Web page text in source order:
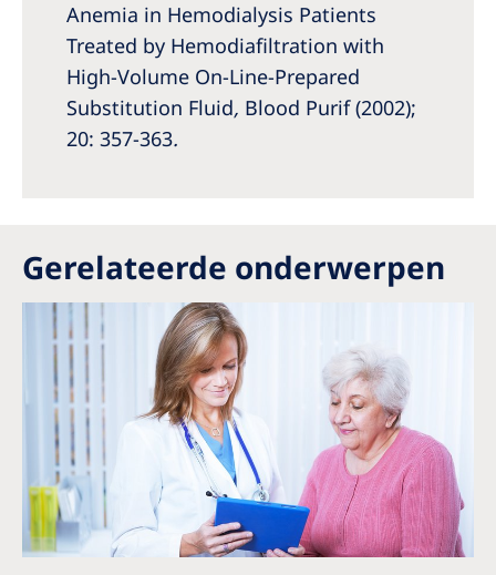
Anemia in Hemodialysis Patients
Treated by Hemodiafiltration with
High-Volume On-Line-Prepared
Substitution Fluid, Blood Purif (2002);
20: 357-363.
Gerelateerde onderwerpen